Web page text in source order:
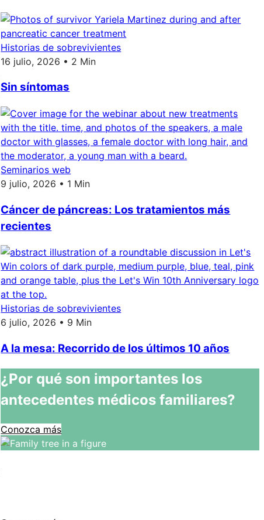
Historias de sobrevivientes
16 julio, 2026 • 2 Min
Sin síntomas
Seminarios web
9 julio, 2026 • 1 Min
Cáncer de páncreas: Los tratamientos más
recientes
Historias de sobrevivientes
6 julio, 2026 • 9 Min
A la mesa: Recorrido de los últimos 10 años
¿Por qué son importantes los
antecedentes médicos familiares?
Conozca más